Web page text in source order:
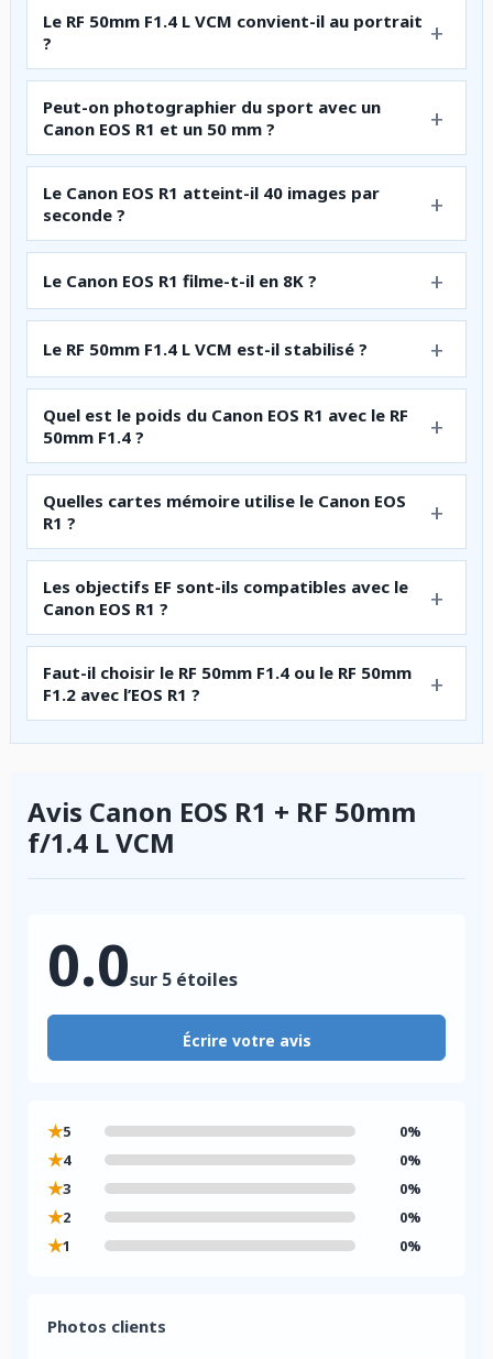
Le RF 50mm F1.4 L VCM convient-il au portrait
?
Peut-on photographier du sport avec un
Canon EOS R1 et un 50 mm ?
Le Canon EOS R1 atteint-il 40 images par
seconde ?
Le Canon EOS R1 filme-t-il en 8K ?
Le RF 50mm F1.4 L VCM est-il stabilisé ?
Quel est le poids du Canon EOS R1 avec le RF
50mm F1.4 ?
Quelles cartes mémoire utilise le Canon EOS
R1 ?
Les objectifs EF sont-ils compatibles avec le
Canon EOS R1 ?
Faut-il choisir le RF 50mm F1.4 ou le RF 50mm
F1.2 avec l’EOS R1 ?
Avis Canon EOS R1 + RF 50mm
f/1.4 L VCM
0.0sur 5 étoiles
Écrire votre avis
★5 0%
★4 0%
★3 0%
★2 0%
★1 0%
Photos clients